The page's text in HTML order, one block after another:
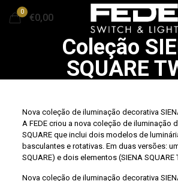
0
€0,00
Coleção
SQUARE
Nova coleção de iluminação decorativa
A FEDE criou a nova coleção de iluminação
SQUARE que inclui dois modelos de
basculantes e rotativas. Em duas versões:
SQUARE) e dois elementos (SIENA SQUARE
Nova coleção de iluminação decorativa